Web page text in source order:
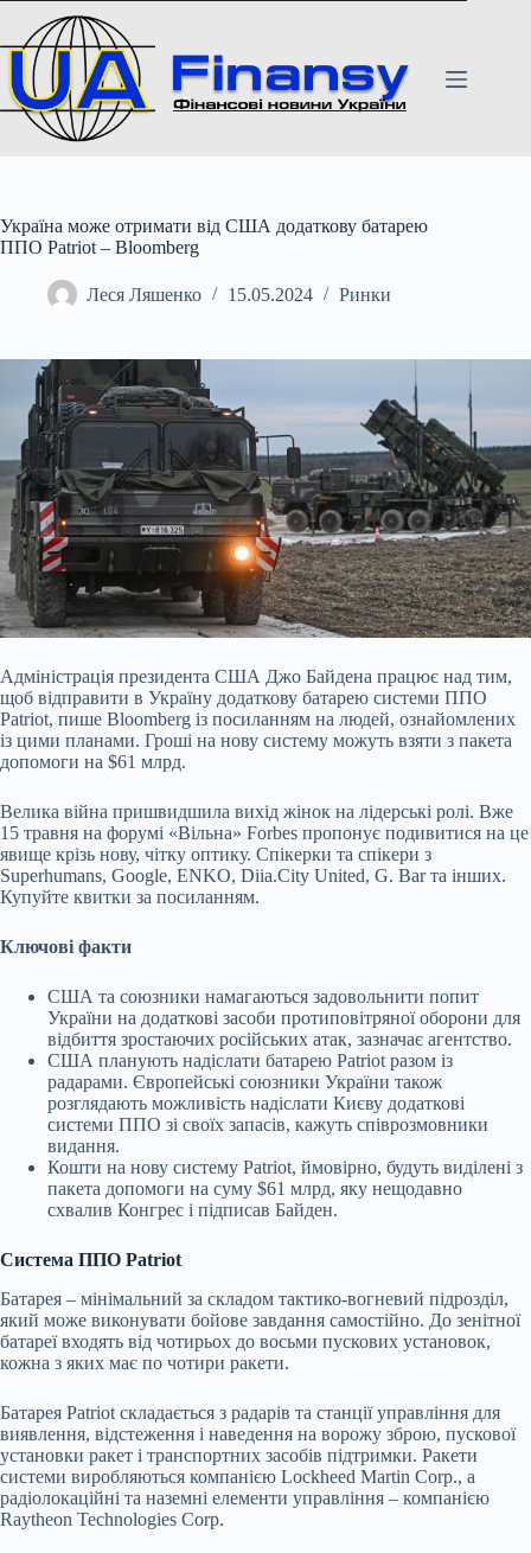
вмісту
Україна може отримати від США додаткову батарею
ППО Patriot – Bloomberg
Леся Ляшенко 15.05.2024 Ринки
Адміністрація президента США Джо Байдена працює над тим,
щоб відправити в Україну додаткову батарею системи ППО
Patriot, пише Bloomberg із посиланням на людей, ознайомлених
із цими планами. Гроші на нову систему можуть взяти з пакета
допомоги на $61 млрд.
Велика війна пришвидшила вихід жінок на лідерські ролі. Вже
15 травня на форумі «Вільна» Forbes пропонує подивитися на це
явище крізь нову, чітку оптику. Спікерки та спікери з
Superhumans, Google, ENKO, Diia.City United, G. Bar та інших.
Купуйте квитки за посиланням.
Ключові факти
США та союзники намагаються задовольнити попит
України на додаткові засоби протиповітряної оборони для
відбиття зростаючих російських атак, зазначає агентство.
США планують надіслати батарею Patriot разом із
радарами. Європейські союзники України також
розглядають можливість надіслати Києву додаткові
системи ППО зі своїх запасів, кажуть співрозмовники
видання.
Кошти на нову систему Patriot, ймовірно, будуть виділені з
пакета допомоги на суму $61 млрд, яку нещодавно
схвалив Конгрес і підписав Байден.
Система ППО Patriot
Батарея – мінімальний за складом тактико-вогневий підрозділ,
який може виконувати бойове завдання самостійно. До зенітної
батареї входять від чотирьох до восьми пускових установок,
кожна з яких має по чотири ракети.
Батарея Patriot складається з радарів та станції управління для
виявлення, відстеження і наведення на ворожу зброю, пускової
установки ракет і транспортних засобів підтримки. Ракети
системи виробляються компанією Lockheed Martin Corp., а
радіолокаційні та наземні елементи управління – компанією
Raytheon Technologies Corp.